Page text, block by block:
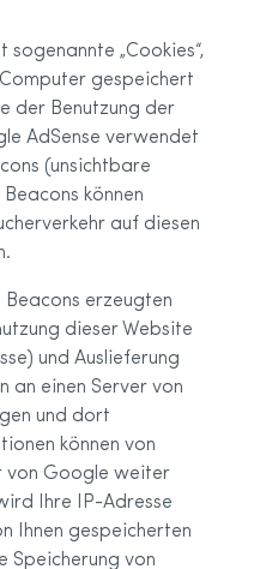
„Cookies“,
gespeichert
der Benutzung der
AdSense verwendet
(unsichtbare
können
auf diesen
Beacons erzeugten
dieser Website
und Auslieferung
an einen Server von
und dort
können von
von Google weiter
Ihre IP-Adresse
Ihnen gespeicherten
Speicherung von